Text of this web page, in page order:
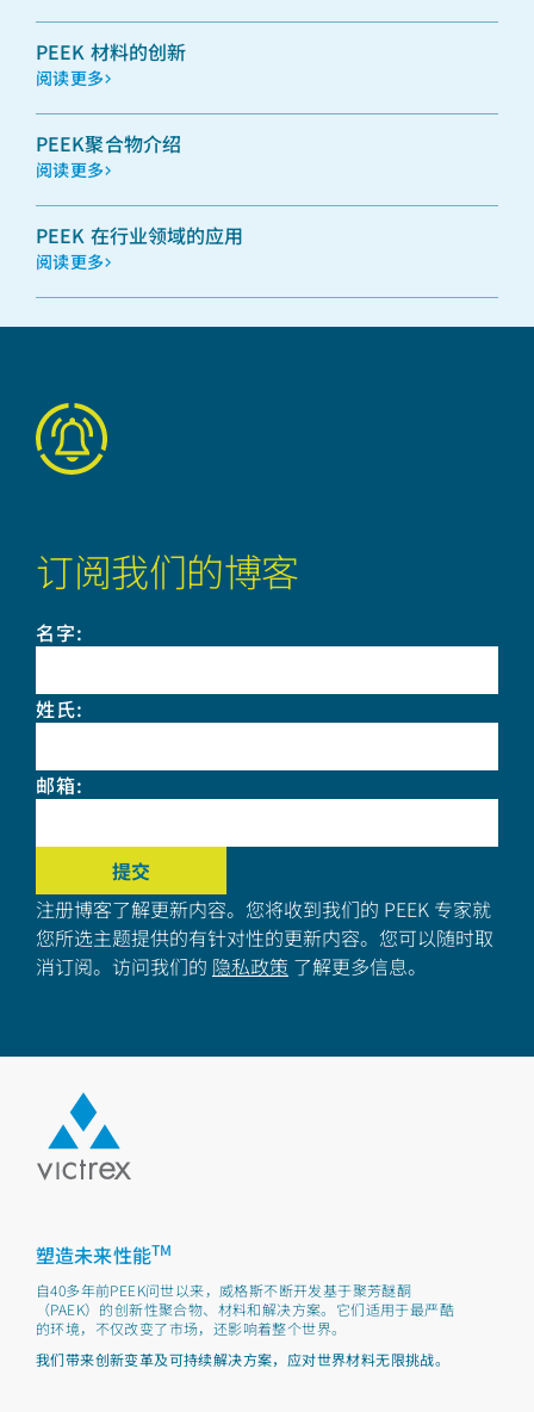
PEEK 材料的创新
阅读更多
PEEK聚合物介绍
阅读更多
PEEK 在行业领域的应用
阅读更多
订阅我们的博客
名字:
姓氏:
邮箱:
注册博客了解更新内容。您将收到我们的 PEEK 专家就
您所选主题提供的有针对性的更新内容。您可以随时取
消订阅。访问我们的 隐私政策 了解更多信息。
塑造未来性能TM
自40多年前PEEK问世以来，威格斯不断开发基于聚芳醚酮
（PAEK）的创新性聚合物、材料和解决方案。它们适用于最严酷
的环境，不仅改变了市场，还影响着整个世界。
我们带来创新变革及可持续解决方案，应对世界材料无限挑战。